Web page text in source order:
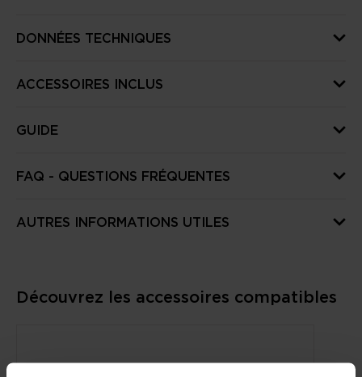
DONNÉES TECHNIQUES
ACCESSOIRES INCLUS
GUIDE
FAQ - QUESTIONS FRÉQUENTES
AUTRES INFORMATIONS UTILES
Découvrez les accessoires compatibles